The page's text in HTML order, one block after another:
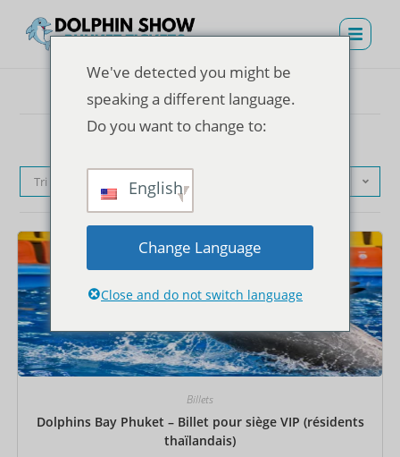
Tri par défaut
Billets
Dolphins Bay Phuket – Billet pour siège VIP (résidents
thaïlandais)
We've detected you might be
speaking a different language.
Do you want to change to:
English
Change Language
Close and do not switch language